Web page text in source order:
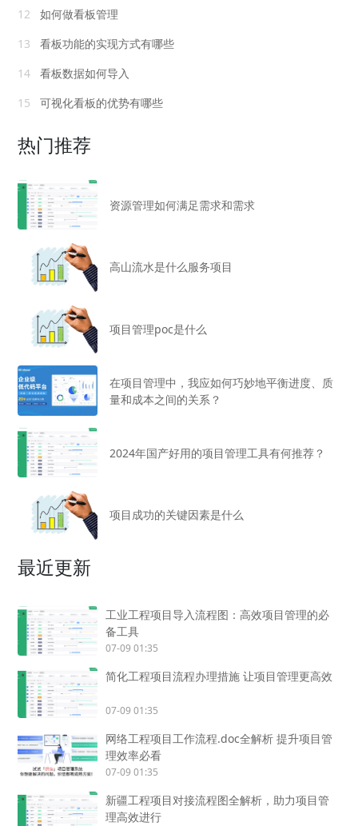
12
如何做看板管理
13
看板功能的实现方式有哪些
14
看板数据如何导入
15
可视化看板的优势有哪些
热门推荐
资源管理如何满足需求和需求
高山流水是什么服务项目
项目管理poc是什么
在项目管理中，我应如何巧妙地平衡进度、质
量和成本之间的关系？
2024年国产好用的项目管理工具有何推荐？
项目成功的关键因素是什么
最近更新
工业工程项目导入流程图：高效项目管理的必
备工具
07-09 01:35
简化工程项目流程办理措施 让项目管理更高效
07-09 01:35
网络工程项目工作流程.doc全解析 提升项目管
理效率必看
07-09 01:35
新疆工程项目对接流程图全解析，助力项目管
理高效进行